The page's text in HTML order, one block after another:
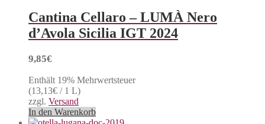
Cantina Cellaro – LUMÀ Nero
d’Avola Sicilia IGT 2024
9,85€
Enthält 19% Mehrwertsteuer
(13,13€ / 1 L)
zzgl. Versand
In den Warenkorb